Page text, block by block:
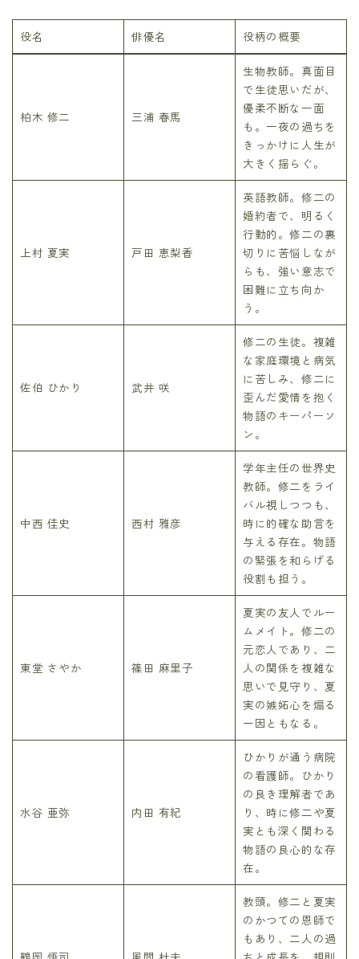
役名 俳優名 役柄の概要
柏木 修二 三浦 春馬
生物教師。真面目
で生徒思いだが、
優柔不断な一面
も。一夜の過ちを
きっかけに人生が
大きく揺らぐ。
上村 夏実 戸田 恵梨香
英語教師。修二の
婚約者で、明るく
行動的。修二の裏
切りに苦悩しなが
らも、強い意志で
困難に立ち向か
う。
佐伯 ひかり 武井 咲
修二の生徒。複雑
な家庭環境と病気
に苦しみ、修二に
歪んだ愛情を抱く
物語のキーパーソ
ン。
中西 佳史 西村 雅彦
学年主任の世界史
教師。修二をライ
バル視しつつも、
時に的確な助言を
与える存在。物語
の緊張を和らげる
役割も担う。
東堂 さやか 篠田 麻里子
夏実の友人でルー
ムメイト。修二の
元恋人であり、二
人の関係を複雑な
思いで見守り、夏
実の嫉妬心を煽る
一因ともなる。
水谷 亜弥 内田 有紀
ひかりが通う病院
の看護師。ひかり
の良き理解者であ
り、時に修二や夏
実とも深く関わる
物語の良心的な存
在。
教頭。修二と夏実
のかつての恩師で
もあり、二人の過